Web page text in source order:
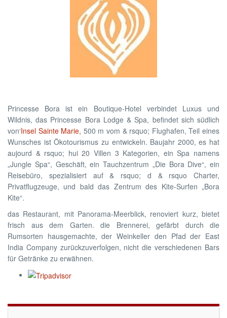
Princesse Bora ist ein Boutique-Hotel verbindet Luxus und
Wildnis, das Princesse Bora Lodge & Spa, befindet sich südlich
von‘Insel Sainte Marie, 500 m vom & rsquo; Flughafen, Teil eines
Wunsches ist Ökotourismus zu entwickeln. Baujahr 2000, es hat
aujourd & rsquo; hui 20 Villen 3 Kategorien, ein Spa namens
„Jungle Spa“, Geschäft, ein Tauchzentrum „Die Bora Dive“, ein
Reisebüro, spezialisiert auf & rsquo; d & rsquo Charter,
Privatflugzeuge, und bald das Zentrum des Kite-Surfen „Bora
Kite“.
das Restaurant, mit Panorama-Meerblick, renoviert kurz, bietet
frisch aus dem Garten. die Brennerei, gefärbt durch die
Rumsorten hausgemachte, der Weinkeller den Pfad der East
India Company zurückzuverfolgen, nicht die verschiedenen Bars
für Getränke zu erwähnen.